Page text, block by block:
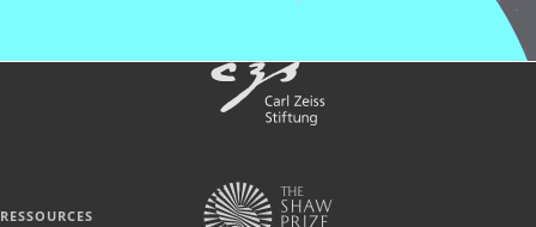
RESSOURCES